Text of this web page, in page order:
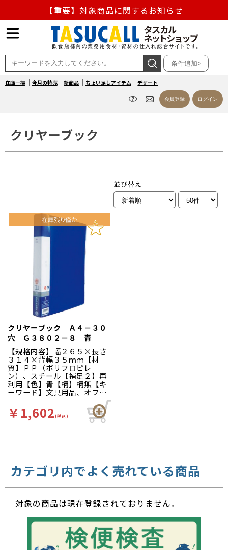
【重要】対象商品に関するお知らせ
【重要】熊本地震の影響による商品出荷停止のお知らせ
熊本県熊本地方を震源とする地震の影響によるお荷物のお
届け遅延について
条件追加>
在庫一掃 今月の特売 新商品 ちょい足しアイテム デザート
会員登録 ログイン
クリヤーブック
並び替え
クリヤーブック Ａ４－３０
穴 Ｇ３８０２－８ 青
【規格内容】幅２６５×長さ
３１４×背幅３５ｍｍ【材
質】ＰＰ（ポリプロピレ
ン）、スチール【補足２】再
利用【色】青【柄】柄無【キ
ーワード】文具用品、オフィ
ス用品【商品特徴】ポケット
が落ちにくいロック式金具を
使用。ポケット２５枚付。ポ
ケット最大収容枚数：約８０
￥1,602(税込)
カテゴリ内でよく売れている商品
対象の商品は現在登録されておりません。